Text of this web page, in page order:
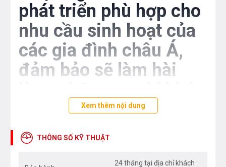
phát triển phù hợp cho
nhu cầu sinh hoạt của
các gia đình châu Á,
đảm bảo sẽ làm hài
tính nhất.
Vòi rửa bát Teka MB2 pull out
Xem thêm nội dung
THÔNG SỐ KỸ THUẬT
24 tháng tại địa chỉ khách